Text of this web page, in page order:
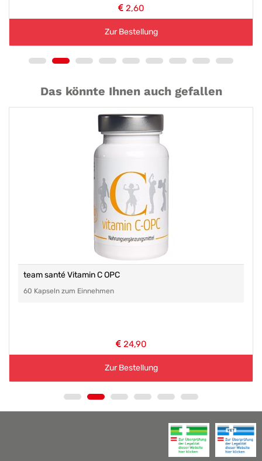
2,60
Zur Bestellung
Das könnte Ihnen auch gefallen
team santé Vitamin C OPC
60 Kapseln zum Einnehmen
24,90
Zur Bestellung